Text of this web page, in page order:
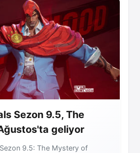
Sezon 9.5, The
geliyor
Sezon 9.5: The Mystery of